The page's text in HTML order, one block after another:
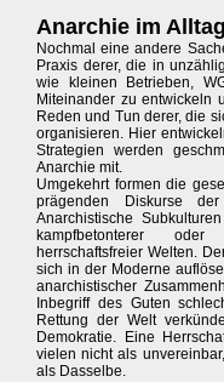
Anarchie im
Nochmal eine andere
Praxis derer, die in
wie kleinen Betrieben,
Miteinander zu entwickeln
Reden und Tun derer, die
organisieren. Hier
Strategien werden
Anarchie mit.
Umgekehrt formen die
prägenden Diskurse
Anarchistische
kampfbetonterer
herrschaftsfreier Welten.
sich in der Moderne
anarchistischer
Inbegriff des Guten
Rettung der Welt
Demokratie. Eine
vielen nicht als
als Dasselbe.